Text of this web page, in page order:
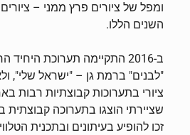
ומפל של ציורים פרץ ממני –
השנים הללו.
ב-2016 התקיימה תערוכת
"לבנים" ברמת גן – "ישראל שלי",
ציורי בתערוכות קבוצתיות רבות
שציירתי הוצגו בתערוכה קבוצתית